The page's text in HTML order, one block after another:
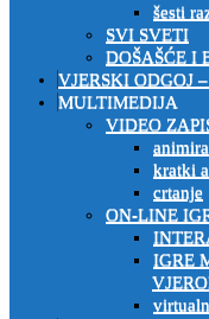
šesti
SVI SVETI
DOŠAŠĆE I
VJERSKI ODGOJ
MULTIMEDIJA
VIDEO
kratki
crtanje
ON-LINE
IGRE